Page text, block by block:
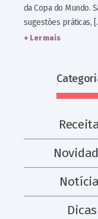
da Copa do Mundo.
sugestões práticas,
+ Ler mais
Dicas